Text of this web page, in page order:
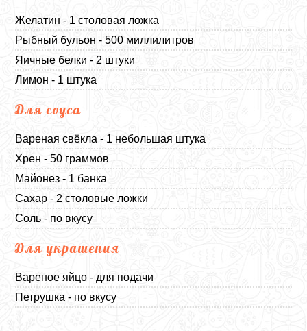
Желатин - 1 столовая ложка
Рыбный бульон - 500 миллилитров
Яичные белки - 2 штуки
Лимон - 1 штука
Для соуса
Вареная свёкла - 1 небольшая штука
Хрен - 50 граммов
Майонез - 1 банка
Сахар - 2 столовые ложки
Соль - по вкусу
Для украшения
Вареное яйцо - для подачи
Петрушка - по вкусу